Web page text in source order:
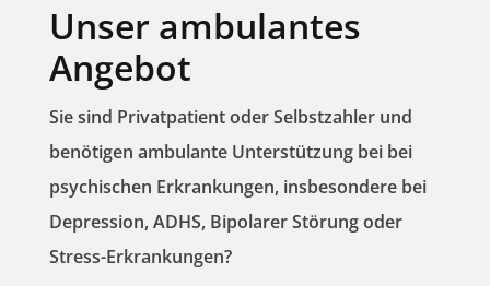
Unser ambulantes
Angebot
Sie sind PrivatpatientoderSelbstzahlerund
benötigen ambulante Unterstützung bei bei
psychischen Erkrankungen, insbesondere bei
Depression, ADHS, Bipolarer Störung oder
Stress-Erkrankungen?